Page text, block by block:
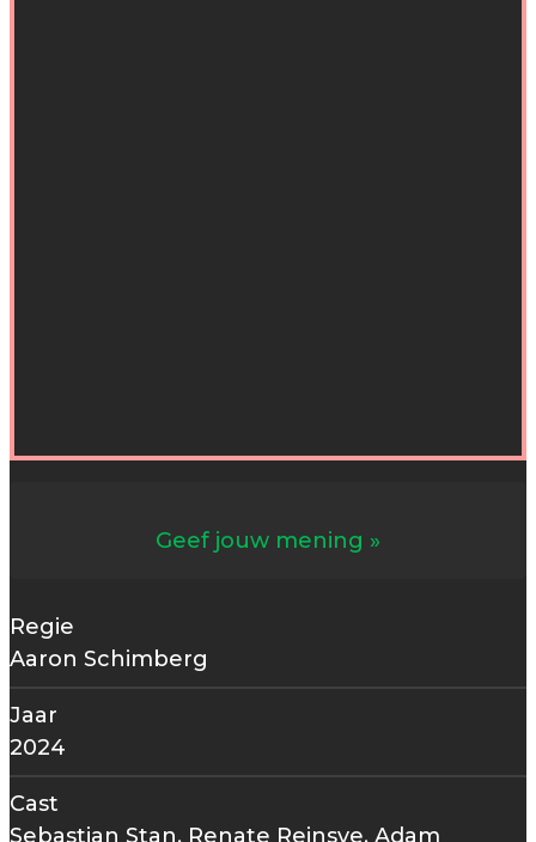
Geef jouw mening
Regie
Aaron Schimberg
Jaar
2024
Cast
Sebastian Stan, Renate Reinsve, Adam